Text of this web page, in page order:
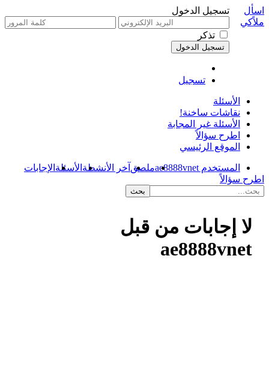
تسجيل الدخول
تذكر
تسجيل
اسأل
ملاًكي
الأسئلة
نقاشات ساخنة!
الأسئلة غير المجابة
اطرح سؤالاً
الموقع الرئيسي
المستخدم ae8888vnet ملصق آخر الأنشطة الأسئلة الإجابات
اطرح سؤالاً
لا إجابات من قبل
ae8888vnet